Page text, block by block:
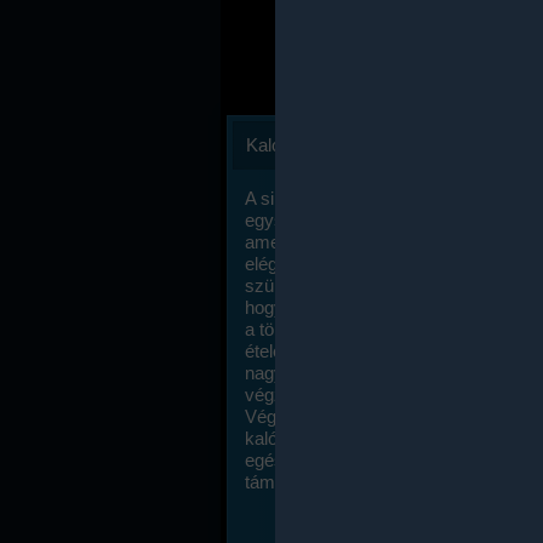
Kalóriaszámlálás
A sikeres fogyás titka valójában igen
egyszerű: égess több energiát, mint
amennyit beviszel. Természetesen
elég nagy fegyelemre és akaraterőre
szükség, de meglepődve fogod
hogy a kalóriaszámolás mennyire
a többi diétához képest. Itt nincsenek
ételek és a megengedett kalóriabevitelt
nagymértékben növelheted ha
végzel.
Végül, de nem utolsó sorban, a
kalóriaszámolás módszerét a legtöbb
egészségügyi szakorvos ajánlja és
támogatja.